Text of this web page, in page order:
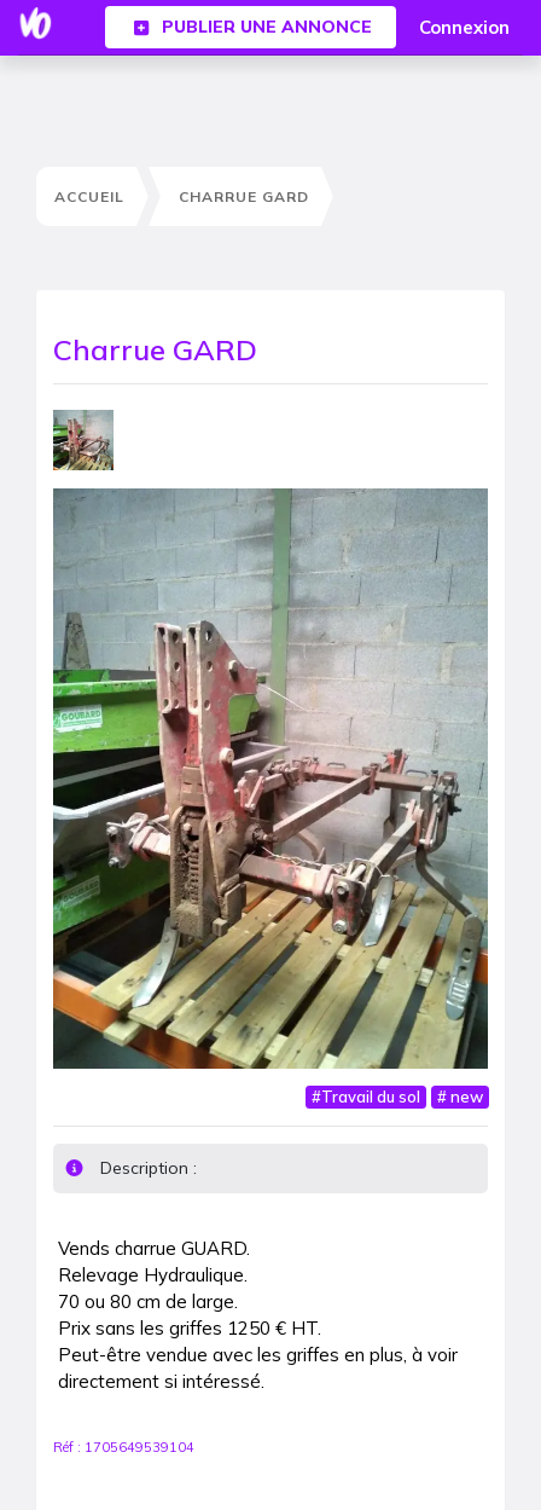
PUBLIER UNE ANNONCE Connexion
ACCUEIL CHARRUE GARD
Charrue GARD
#Travail du sol #new
Description :
Vends charrue GUARD.
Relevage Hydraulique.
70 ou 80 cm de large.
Prix sans les griffes 1250 € HT.
Peut-être vendue avec les griffes en plus, à voir
directement si intéressé.
Réf : 1705649539104